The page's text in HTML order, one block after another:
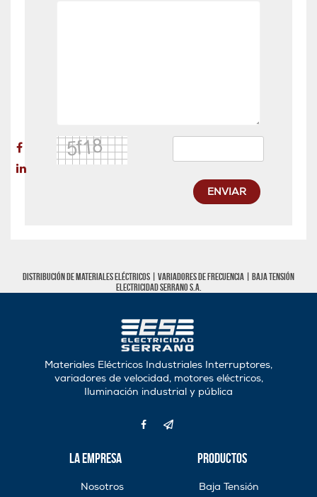
ENVIAR
Distribución de materiales eléctricos | Variadores de frecuencia | Baja tensión
Electricidad Serrano S.A.
Materiales Eléctricos Industriales Interruptores,
variadores de velocidad, motores eléctricos,
Iluminación industrial y pública
La Empresa
Nosotros
Productos
Baja Tensión